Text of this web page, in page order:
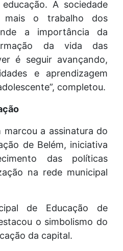
A sociedade
mais o trabalho dos
a importância da
da vida das
é seguir avançando,
e aprendizagem
completou.
marcou a assinatura do
de Belém, iniciativa
das políticas
na rede municipal
de Educação de
o simbolismo do
da capital.